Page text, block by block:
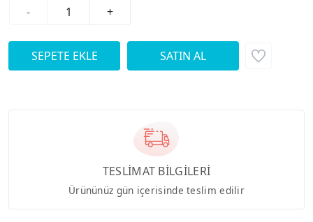
-
+
TESLİMAT BİLGİLERİ
Ürününüz gün içerisinde teslim edilir